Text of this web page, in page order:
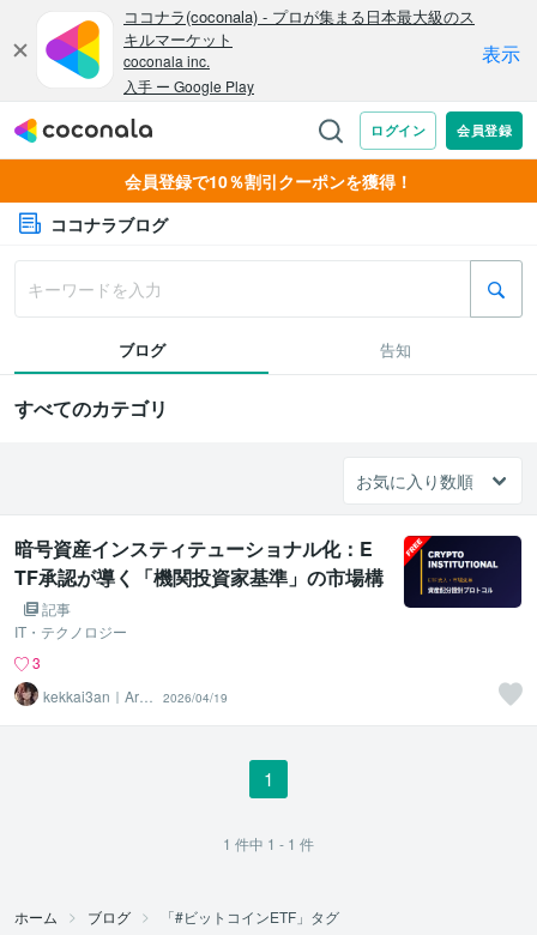
会員登録で10％割引クーポンを獲得！
ココナラブログ
ブログ 告知
すべてのカテゴリ
暗号資産インスティテューショナル化：E
TF承認が導く「機関投資家基準」の市場構
造と次世代ポートフォリオ戦略
記事
IT・テクノロジー
3
kekkai3an｜Arc
2026/04/19
1
1 件中 1 - 1 件
ホーム ブログ 「#ビットコインETF」タグ